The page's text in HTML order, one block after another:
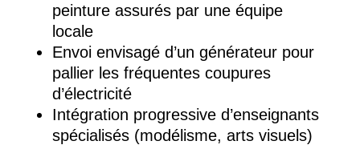
peinture assurés par une équipe
locale
Envoi envisagé d’un générateur pour
pallier les fréquentes coupures
d’électricité
Intégration progressive d’enseignants
spécialisés (modélisme, arts visuels)